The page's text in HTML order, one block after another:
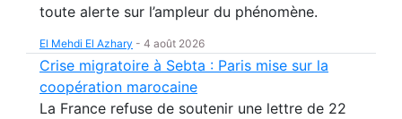
toute alerte sur l’ampleur du phénomène.
El Mehdi El Azhary - 4 août 2026
Crise migratoire à Sebta : Paris mise sur la
coopération marocaine
La France refuse de soutenir une lettre de 22